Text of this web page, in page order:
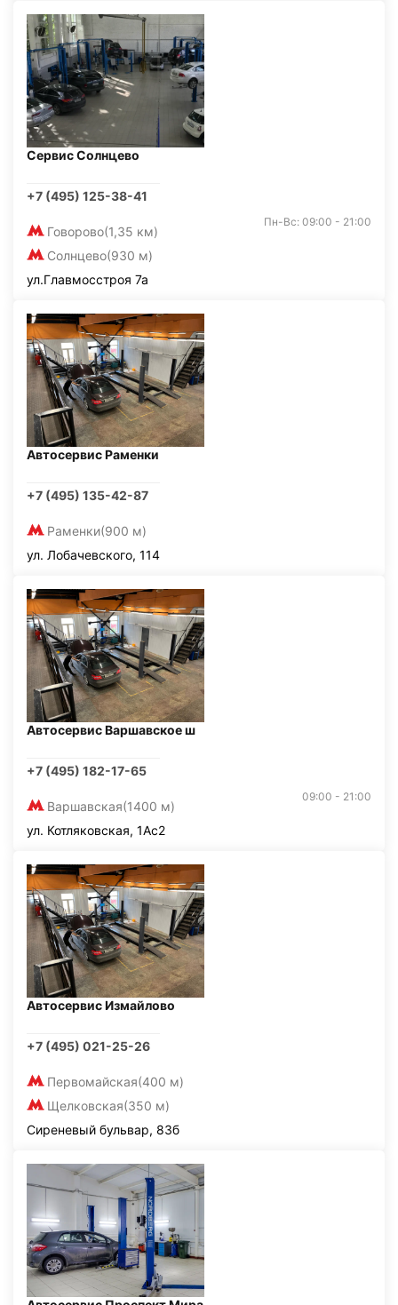
Сервис Солнцево
+7 (495) 125-38-41
Говорово(1,35 км)
Солнцево(930 м)
Пн-Вс: 09:00 - 21:00
ул.Главмосстроя 7а
Автосервис Раменки
+7 (495) 135-42-87
Раменки(900 м)
ул. Лобачевского, 114
Автосервис Варшавское ш
+7 (495) 182-17-65
Варшавская(1400 м)
09:00 - 21:00
ул. Котляковская, 1Ас2
Автосервис Измайлово
+7 (495) 021-25-26
Первомайская(400 м)
Щелковская(350 м)
Сиреневый бульвар, 83б